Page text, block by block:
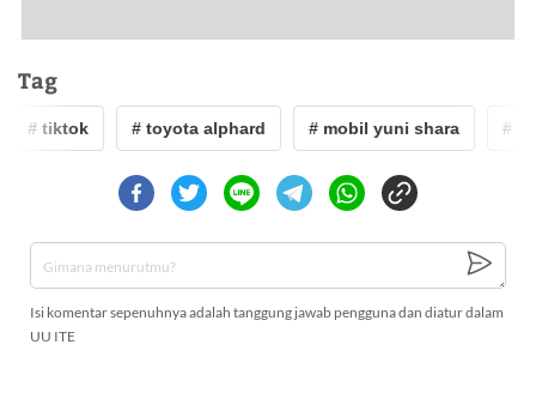
Tag
# tiktok # toyota alphard # mobil yuni shara #
Isi komentar sepenuhnya adalah tanggung jawab pengguna dan diatur dalam
UU ITE